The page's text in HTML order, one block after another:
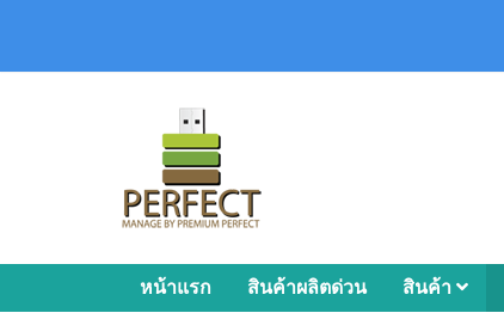
หน้าแรก สินค้าผลิตด่วน สินค้า